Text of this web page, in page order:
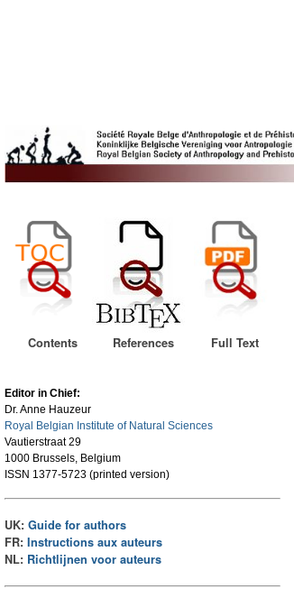
Contents References Full Text
Editor in Chief:
Dr. Anne Hauzeur
Royal Belgian Institute of Natural Sciences
Vautierstraat 29
1000 Brussels, Belgium
ISSN 1377-5723 (printed version)
UK:Guide for authors
FR:Instructions aux auteurs
NL: Richtlijnen voor auteurs